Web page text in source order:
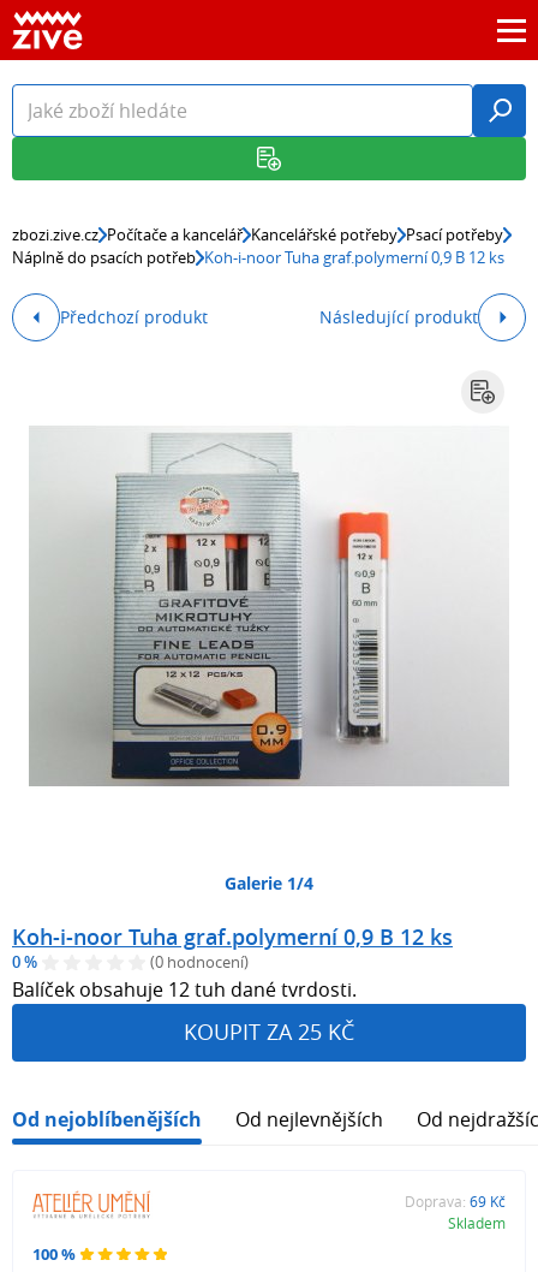
zbozi.zive.cz Počítače a kancelář Kancelářské potřeby Psací potřeby
Náplně do psacích potřeb Koh-i-noor Tuha graf.polymerní 0,9 B 12 ks
Předchozí produkt Následující produkt
Galerie 1/4
Koh-i-noor Tuha graf.polymerní 0,9 B 12 ks
0 % (0 hodnocení)
Balíček obsahuje 12 tuh dané tvrdosti.
KOUPIT ZA 25 KČ
Od nejoblíbenějších Od nejlevnějších Od
100 %
Doprava: 69 Kč
Skladem